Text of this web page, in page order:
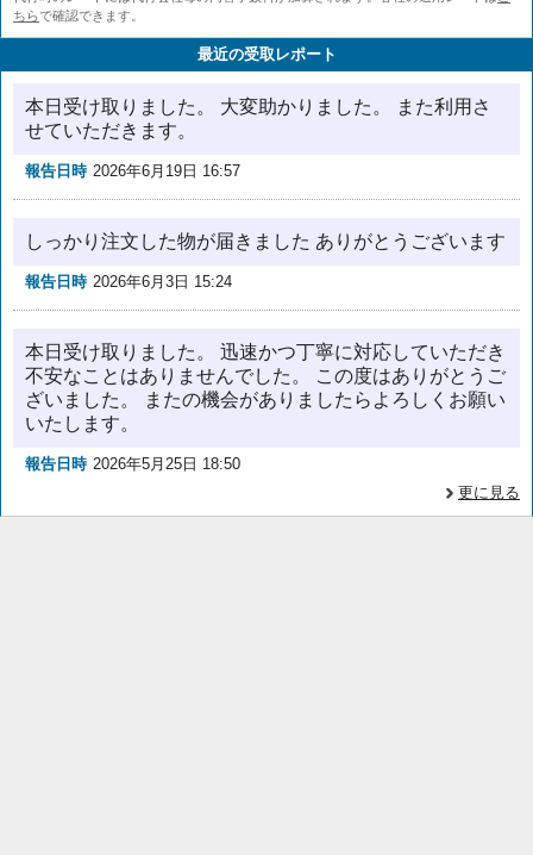
ちらで確認できます。
最近の受取レポート
本日受け取りました。 大変助かりました。 また利用さ
せていただきます。
報告日時 2026年6月19日 16:57
しっかり注文した物が届きました ありがとうございます
報告日時 2026年6月3日 15:24
本日受け取りました。 迅速かつ丁寧に対応していただき
不安なことはありませんでした。 この度はありがとうご
ざいました。 またの機会がありましたらよろしくお願い
いたします。
報告日時 2026年5月25日 18:50
更に見る